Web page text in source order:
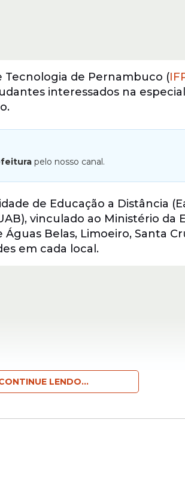
Tecnologia de Pernambuco (
interessados na
pelo nosso canal.
de Educação a Distância
vinculado ao Ministério da
Belas, Limoeiro, Santa
em cada local.
obrigatórios aos sábados,
e Sertânia, também poderão
LENDO...